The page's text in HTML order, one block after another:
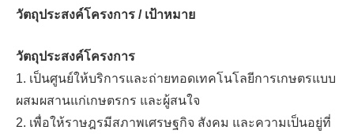
วัตถุประสงค์โครงการ / เป้าหมาย
วัตถุประสงค์โครงการ
1. เป็นศูนย์ให้บริการและถ่ายทอดเทคโนโลยีการเกษตรแบบ
ผสมผสานแก่เกษตรกร และผู้สนใจ
2. เพื่อให้ราษฎรมีสภาพเศรษฐกิจ สังคม และความเป็นอยู่ที่